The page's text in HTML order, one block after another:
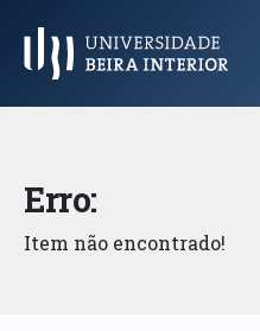
Menu Principal
Erro:
Item não encontrado!